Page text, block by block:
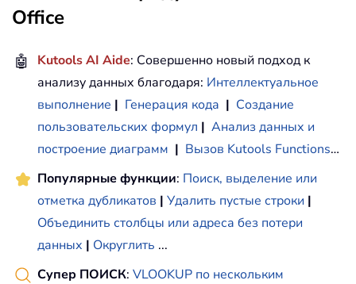
Office
🤖 Kutools AI Aide: Совершенно новый подход к
анализу данных благодаря: Интеллектуальное
выполнение | Генерация кода | Создание
пользовательских формул | Анализ данных и
построение диаграмм | Вызов Kutools Functions…
Популярные функции: Поиск, выделение или
отметка дубликатов | Удалить пустые строки |
Объединить столбцы или адреса без потери
данных | Округлить ...
Супер ПОИСК: VLOOKUP по нескольким